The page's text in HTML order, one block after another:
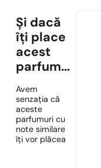
Și dacă
îți place
acest
parfum...
Avem
senzația că
aceste
parfumuri cu
note similare
îți vor plăcea